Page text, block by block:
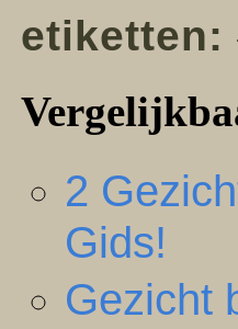
etiketten:
2
Gids!
Gezicht